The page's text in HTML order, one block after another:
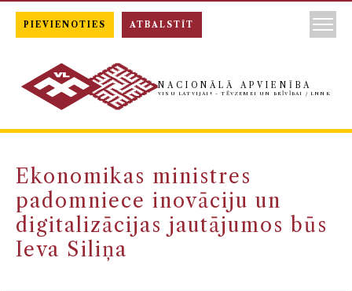
NACIONĀLĀ APVIENĪBA
VISU LATVIJAI! - TĒVZEMEI UN BRĪVĪBAI / LNNK
Ekonomikas ministres
padomniece inovāciju un
digitalizācijas jautājumos būs
Ieva Siliņa
PIEVIENOTIES ATBALSTĪT